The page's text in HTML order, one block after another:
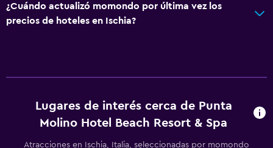
in
¿Cuándo actualizó momondo por última vez los
precios de hoteles en Ischia?
Lugares de interés cerca de Punta
Molino Hotel Beach Resort & Spa
Atracciones en Ischia, Italia, seleccionadas por momondo